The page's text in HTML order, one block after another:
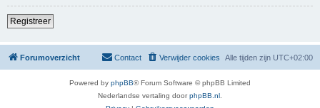
Registreer
Forumoverzicht Alle tijden zijn UTC+02:00
Verwijder cookies
Contact
Powered by phpBB® Forum Software © phpBB Limited
Nederlandse vertaling doorphpBB.nl